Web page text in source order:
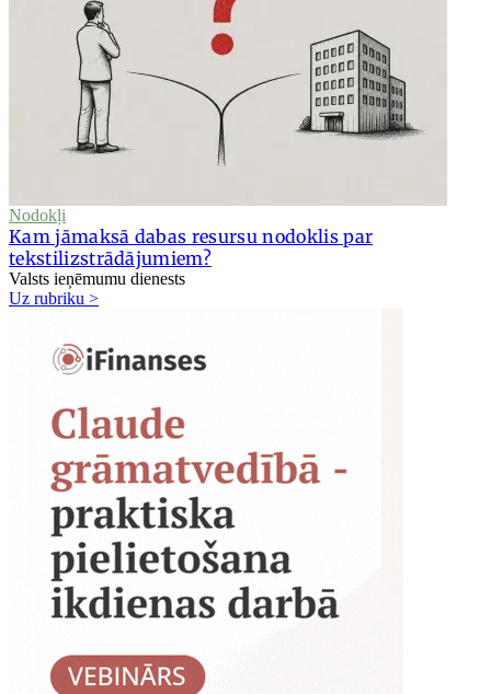
Nodokļi
Kam jāmaksā dabas resursu nodoklis par
tekstilizstrādājumiem?
Valsts ieņēmumu dienests
Uz rubriku >